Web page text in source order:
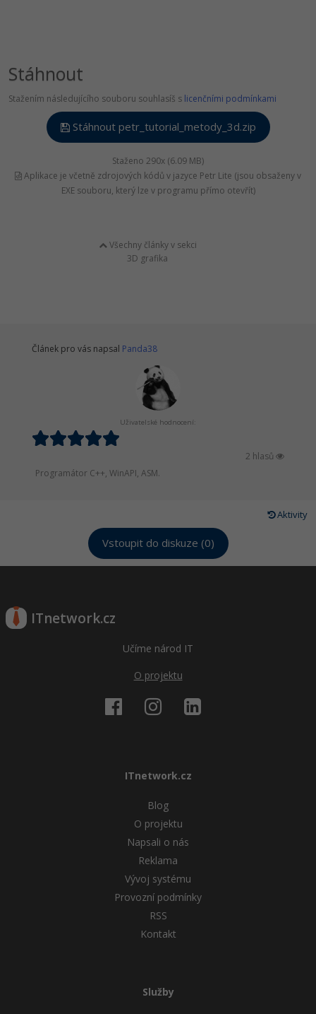
Stáhnout
Stažením následujícího souboru souhlasíš s licenčními podmínkami
Stáhnout petr_tutorial_metody_3d.zip
Staženo 290x (6.09 MB)
Aplikace je včetně zdrojových kódů v jazyce Petr Lite (jsou obsaženy v
EXE souboru, který lze v programu přímo otevřít)
Všechny články v sekci
3D grafika
Článek pro vás napsal Panda38
Uživatelské hodnocení:
2 hlasů
Programátor C++, WinAPI, ASM.
Aktivity
Vstoupit do diskuze (0)
ITnetwork.cz
Učíme národ IT
O projektu
ITnetwork.cz
Blog
O projektu
Napsali o nás
Reklama
Vývoj systému
Provozní podmínky
RSS
Kontakt
Služby